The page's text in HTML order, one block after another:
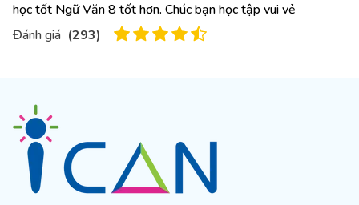
học tốt Ngữ Văn 8 tốt hơn. Chúc bạn học tập vui vẻ
Đánh giá (293)